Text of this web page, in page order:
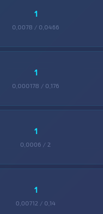
1
0,0078 / 0,0466
1
0,000178 / 0,176
1
0,0006 / 2
1
0,00712 / 0,14